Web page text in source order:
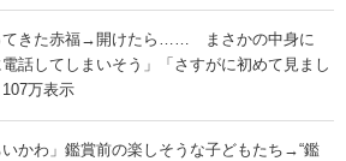
てきた赤福→開けたら…… まさかの中身に
電話してしまいそう」「さすがに初めて見まし
万表示
いかわ」鑑賞前の楽しそうな子どもたち→“鑑